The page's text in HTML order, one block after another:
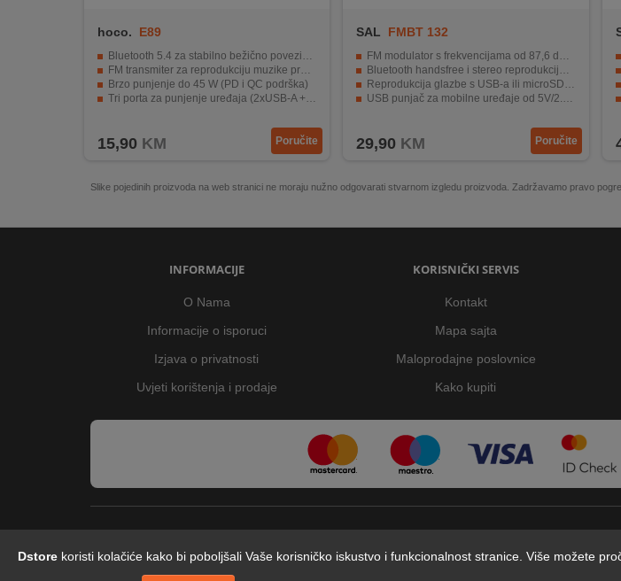
Dstore koristi kolačiće kako bi poboljšali Vaše korisničko iskustvo i funkcionalnost stranice. Više možete
hoco. E89
Bluetooth 5.4 za stabilno bežično povezivanje
FM transmiter za reprodukciju muzike preko auto radija
Brzo punjenje do 45 W (PD i QC podrška)
Tri porta za punjenje uređaja (2xUSB-A + Type-C)
15,90 KM Poručite
SAL FMBT 132
FM modulator s frekvencijama od 87,6 do 107,9 MHz.
Bluetooth handsfree i stereo reprodukcija glazbe.
Reprodukcija glazbe s USB-a ili microSD kartice.
USB punjač za mobilne uređaje od 5V/2.5A.
29,90 KM Poručite
Slike pojedinih proizvoda na web stranici ne moraju nužno odgovarati stvarnom izgledu proizvoda. Zadržavamo pravo
INFORMACIJE
O Nama
Informacije o isporuci
Izjava o privatnosti
Uvjeti korištenja i prodaje
KORISNIČKI SERVIS
Kontakt
Mapa sajta
Maloprodajne poslovnice
Kako kupiti